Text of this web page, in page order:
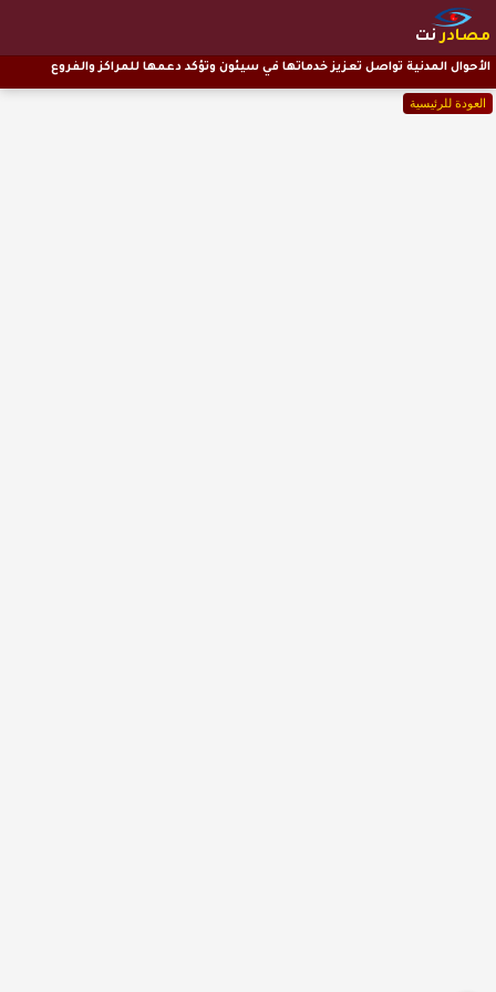
مصادرنت
العودة للرئيسية
الأحوال المدنية تواصل تعزيز خدماتها في سيئون وتؤكد دعمها للمراكز والفروع